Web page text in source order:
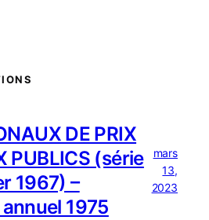
DE PRIX
PUBLICS (série
1967) –
1975
mars
13,
2023